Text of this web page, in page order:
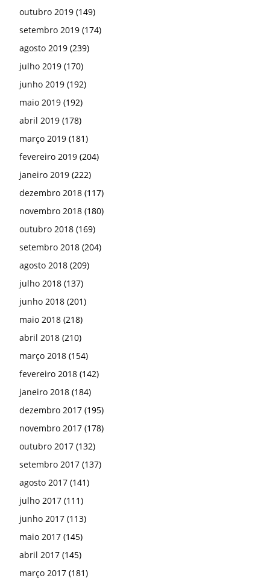
outubro 2019 (149)
setembro 2019 (174)
agosto 2019 (239)
julho 2019 (170)
junho 2019 (192)
maio 2019 (192)
abril 2019 (178)
março 2019 (181)
fevereiro 2019 (204)
janeiro 2019 (222)
dezembro 2018 (117)
novembro 2018 (180)
outubro 2018 (169)
setembro 2018 (204)
agosto 2018 (209)
julho 2018 (137)
junho 2018 (201)
maio 2018 (218)
abril 2018 (210)
março 2018 (154)
fevereiro 2018 (142)
janeiro 2018 (184)
dezembro 2017 (195)
novembro 2017 (178)
outubro 2017 (132)
setembro 2017 (137)
agosto 2017 (141)
julho 2017 (111)
junho 2017 (113)
maio 2017 (145)
abril 2017 (145)
março 2017 (181)